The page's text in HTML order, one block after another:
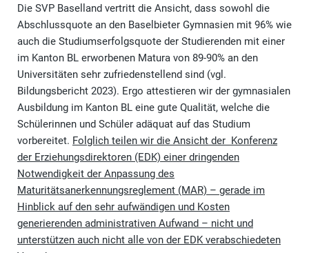
Die SVP Baselland vertritt die Ansicht, dass sowohl die
Abschlussquote an den Baselbieter Gymnasien mit 96% wie
auch die Studiumserfolgsquote der Studierenden mit einer
im Kanton BL erworbenen Matura von 89-90% an den
Universitäten sehr zufriedenstellend sind (vgl.
Bildungsbericht 2023). Ergo attestieren wir der gymnasialen
Ausbildung im Kanton BL eine gute Qualität, welche die
Schülerinnen und Schüler adäquat auf das Studium
vorbereitet. Folglich teilen wir die Ansicht der Konferenz
der Erziehungsdirektoren (EDK) einer dringenden
Notwendigkeit der Anpassung des
Maturitätsanerkennungsreglement (MAR) – gerade im
Hinblick auf den sehr aufwändigen und Kosten
generierenden administrativen Aufwand – nicht und
unterstützen auch nicht alle von der EDK verabschiedeten